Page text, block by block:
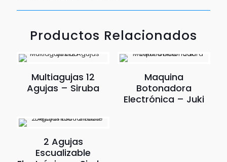
Productos Relacionados
Multiagujas 12
Agujas – Siruba
Maquina
Botonadora
Electrónica – Juki
2 Agujas
Escualizable